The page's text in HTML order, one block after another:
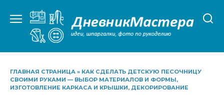
содержанию
ГЛАВНАЯ СТРАНИЦА » КАК СДЕЛАТЬ ДЕТСКУЮ ПЕСОЧНИЦУ
СВОИМИ РУКАМИ — ВЫБОР МАТЕРИАЛОВ И ФОРМЫ,
ИЗГОТОВЛЕНИЕ КАРКАСА И КРЫШКИ, ДЕКОРИРОВАНИЕ